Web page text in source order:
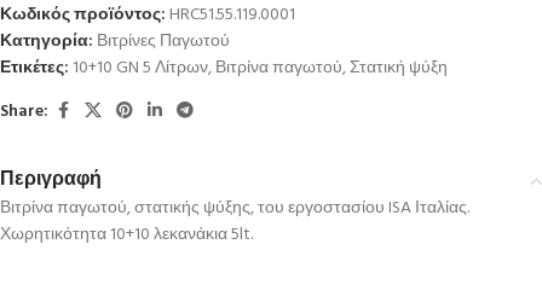
Κωδικός προϊόντος: HRC51.55.119.0001
Κατηγορία: Βιτρίνες Παγωτού
Ετικέτες: 10+10 GN 5 Λίτρων,Βιτρίνα παγωτού,Στατική ψύξη
Share:
Περιγραφή
Βιτρίνα παγωτού, στατικής ψύξης, του εργοστασίου ISA Ιταλίας.
Χωρητικότητα 10+10 λεκανάκια 5lt.